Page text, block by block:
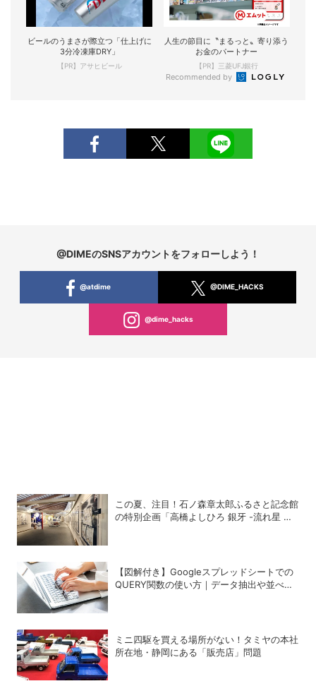
ビールのうまさが際立つ「仕上げに
3分冷凍庫DRY」
【PR】アサヒビール
人生の節目に〝まるっと〟寄り添う
お金のパートナー
【PR】三菱UFJ銀行
Recommended by
@DIMEのSNSアカウントをフォローしよう！
@atdime @DIME_HACKS
@dime_hacks
この夏、注目！石ノ森章太郎ふるさと記念館
の特別企画「高橋よしひろ 銀牙 -流れ星 銀-
【図解付き】Googleスプレッドシートでの
QUERY関数の使い方｜データ抽出や並べ替
ミニ四駆を買える場所がない！タミヤの本社
所在地・静岡にある「販売店」問題